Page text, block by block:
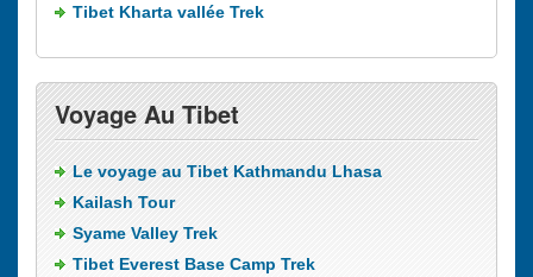
Tibet Kharta vallée Trek
Voyage Au Tibet
Le voyage au Tibet Kathmandu Lhasa
Kailash Tour
Syame Valley Trek
Tibet Everest Base Camp Trek